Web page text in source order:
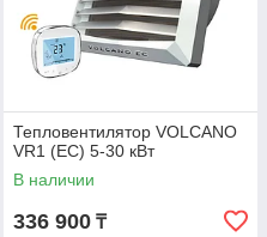
Тепловентилятор VOLCANO
VR1 (EC) 5-30 кВт
В наличии
336 900 ₸